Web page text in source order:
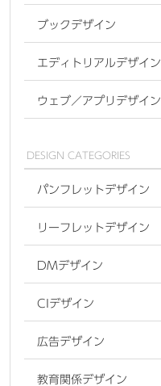
ブックデザイン
エディトリアルデザイン
ウェブ／アプリデザイン
DESIGN CATEGORIES
パンフレットデザイン
リーフレットデザイン
DMデザイン
CIデザイン
広告デザイン
教育関係デザイン